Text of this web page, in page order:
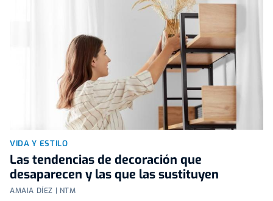
VIDA Y ESTILO
Las tendencias de decoración que
desaparecen y las que las sustituyen
AMAIA DÍEZ | NTM